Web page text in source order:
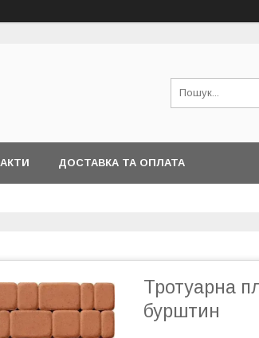
ДОСТАВКА ТА ОПЛАТА
Тротуарна
бурштин